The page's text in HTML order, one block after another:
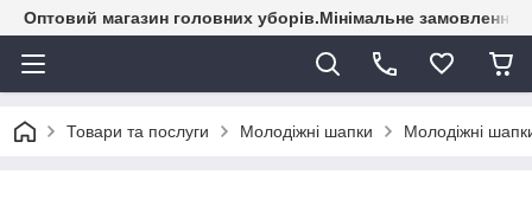
Оптовий магазин головних уборів.Мінімальне замовлення
Товари та послуги Молодіжні шапки Молодіжні